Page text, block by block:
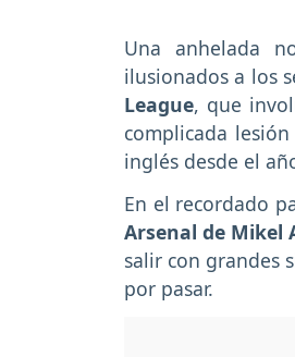
Una anhelada
ilusionados a los
League, que
complicada
inglés desde el
En el recordado
Arsenal de Mikel
salir con grandes
por pasar.